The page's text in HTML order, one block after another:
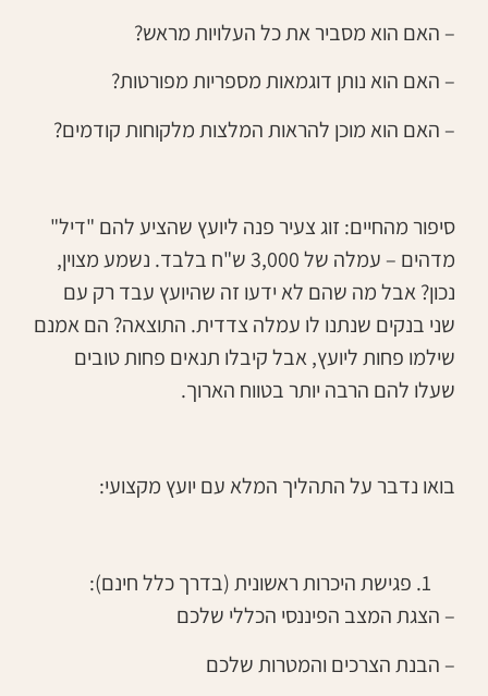
– האם הוא מסביר את כל העלויות מראש?
– האם הוא נותן דוגמאות מספריות מפורטות?
– האם הוא מוכן להראות המלצות מלקוחות קודמים?
סיפור מהחיים: זוג צעיר פנה ליועץ שהציע להם "דיל"
מדהים – עמלה של 3,000 ש"ח בלבד. נשמע מצוין,
נכון? אבל מה שהם לא ידעו זה שהיועץ עבד רק עם
שני בנקים שנתנו לו עמלה צדדית. התוצאה? הם אמנם
שילמו פחות ליועץ, אבל קיבלו תנאים פחות טובים
שעלו להם הרבה יותר בטווח הארוך.
בואו נדבר על התהליך המלא עם יועץ מקצועי:
פגישת היכרות ראשונית (בדרך כלל חינם):
– הצגת המצב הפיננסי הכללי שלכם
– הבנת הצרכים והמטרות שלכם